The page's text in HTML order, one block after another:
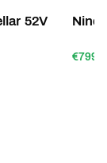
52V